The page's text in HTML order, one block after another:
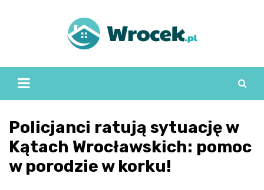
Policjanci ratują sytuację w
Kątach Wrocławskich: pomoc
w porodzie w korku!